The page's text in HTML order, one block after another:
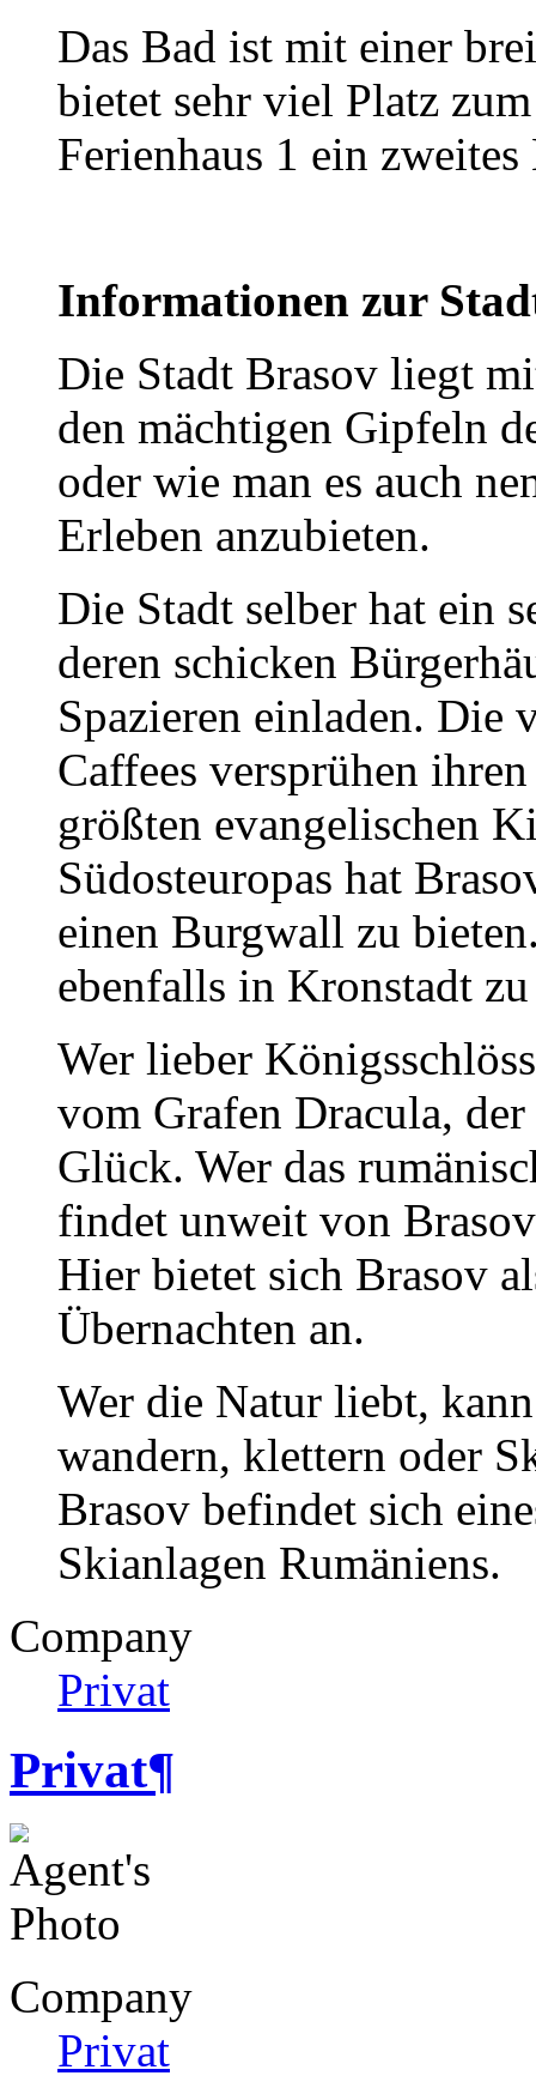
Das Bad ist mit einer
bietet sehr viel Platz
Ferienhaus 1 ein
Informationen zur
Die Stadt Brasov liegt
den mächtigen Gipfeln
oder wie man es auch
Erleben anzubieten.
Die Stadt selber hat ein
deren schicken
Spazieren einladen. Die
Caffees versprühen
größten evangelischen
Südosteuropas hat
einen Burgwall zu
ebenfalls in Kronstadt
Wer lieber
vom Grafen Dracula,
Glück. Wer das
findet unweit von
Hier bietet sich Brasov
Übernachten an.
Wer die Natur liebt,
wandern, klettern oder
Brasov befindet sich
Skianlagen Rumäniens.
Company
Privat
Privat¶
Company
Privat